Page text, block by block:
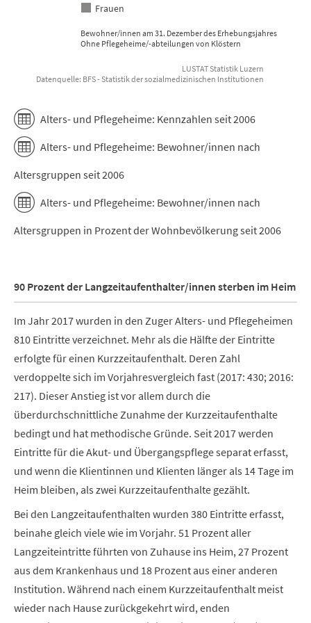
Bewohner/innen am 31. Dezember des Erhebungsjahres
Ohne Pflegeheime/-abteilungen von Klöstern
Frauen
LUSTAT Statistik Luzern
Datenquelle: BFS - Statistik der sozialmedizinischen Institutionen
Alters- und Pflegeheime: Kennzahlen seit 2006
Alters- und Pflegeheime: Bewohner/innen nach
Altersgruppen seit 2006
Alters- und Pflegeheime: Bewohner/innen nach
Altersgruppen in Prozent der Wohnbevölkerung seit 2006
90 Prozent der Langzeitaufenthalter/innen sterben im Heim
Im Jahr 2017 wurden in den Zuger Alters- und Pflegeheimen
810 Eintritte verzeichnet. Mehr als die Hälfte der Eintritte
erfolgte für einen Kurzzeitaufenthalt. Deren Zahl
verdoppelte sich im Vorjahresvergleich fast (2017: 430; 2016:
217). Dieser Anstieg ist vor allem durch die
überdurchschnittliche Zunahme der Kurzzeitaufenthalte
bedingt und hat methodische Gründe. Seit 2017 werden
Eintritte für die Akut- und Übergangspflege separat erfasst,
und wenn die Klientinnen und Klienten länger als 14 Tage im
Heim bleiben, als zwei Kurzzeitaufenthalte gezählt.
Bei den Langzeitaufenthalten wurden 380 Eintritte erfasst,
beinahe gleich viele wie im Vorjahr. 51 Prozent aller
Langzeiteintritte führten von Zuhause ins Heim, 27 Prozent
aus dem Krankenhaus und 18 Prozent aus einer anderen
Institution. Während nach einem Kurzzeitaufenthalt meist
wieder nach Hause zurückgekehrt wird, enden